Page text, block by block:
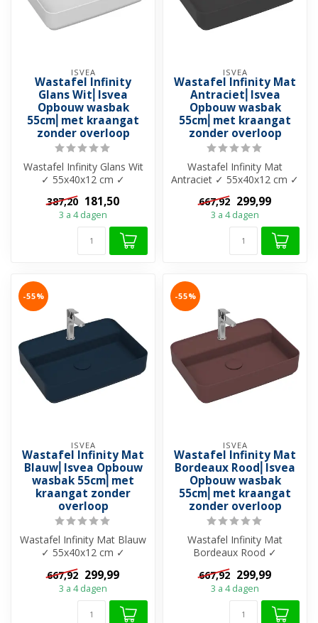
ISVEA
Wastafel Infinity
Glans Wit⎢Isvea
Opbouw wasbak
55cm⎢met kraangat
zonder overloop
Wastafel Infinity Glans Wit
✓ 55x40x12 cm ✓
Keramiek ✓ Met kraangat
✓ Zonder ov...
387,20 181,50
3 a 4 dagen
ISVEA
Wastafel Infinity Mat
Antraciet⎢Isvea
Opbouw wasbak
55cm⎢met kraangat
zonder overloop
Wastafel Infinity Mat
Antraciet ✓ 55x40x12 cm ✓
Keramiek ✓ Met kraangat
✓ Zonde...
667,92 299,99
3 a 4 dagen
-55%
ISVEA
Wastafel Infinity Mat
Blauw⎢Isvea Opbouw
wasbak 55cm⎢met
kraangat zonder
overloop
Wastafel Infinity Mat Blauw
✓ 55x40x12 cm ✓
Keramiek ✓ Met kraangat
✓ Zonder ov...
667,92 299,99
3 a 4 dagen
-55%
ISVEA
Wastafel Infinity Mat
Bordeaux Rood⎢Isvea
Opbouw wasbak
55cm⎢met kraangat
zonder overloop
Wastafel Infinity Mat
Bordeaux Rood ✓
55x40x12 cm ✓ Keramiek
✓ Met kraangat ✓ Z...
667,92 299,99
3 a 4 dagen